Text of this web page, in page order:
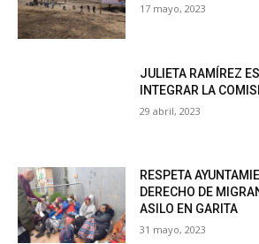
17 mayo, 2023
JULIETA RAMÍREZ
INTEGRAR LA
29 abril, 2023
RESPETA
DERECHO DE
ASILO EN GARITA
31 mayo, 2023